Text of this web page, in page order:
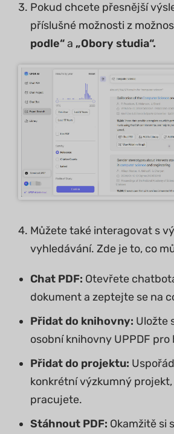
Pokud chcete přesnější
příslušné možnosti z
podle“a „Obory studia“.
Můžete také interagovat s
vyhledávání. Zde je to, co
Chat PDF: Otevřete
dokument a zeptejte se na
Přidat do knihovny: Uložte
osobní knihovny UPPDF
Přidat do projektu:
konkrétní výzkumný
pracujete.
Stáhnout PDF: Okamžitě si